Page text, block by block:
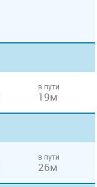
в пути
19м
в пути
26м